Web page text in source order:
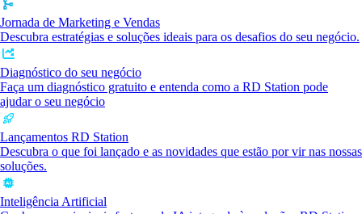
Jornada de Marketing e Vendas
Descubra estratégias e soluções ideais para os desafios do seu negócio.
Diagnóstico do seu negócio
Faça um diagnóstico gratuito e entenda como a RD Station pode
ajudar o seu negócio
Lançamentos RD Station
Descubra o que foi lançado e as novidades que estão por vir nas nossas
soluções.
Inteligência Artificial